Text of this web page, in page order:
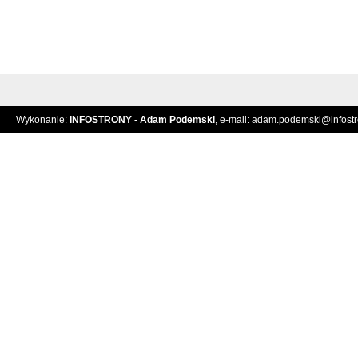
Wykonanie: INFOSTRONY - Adam Podemski, e-mail: